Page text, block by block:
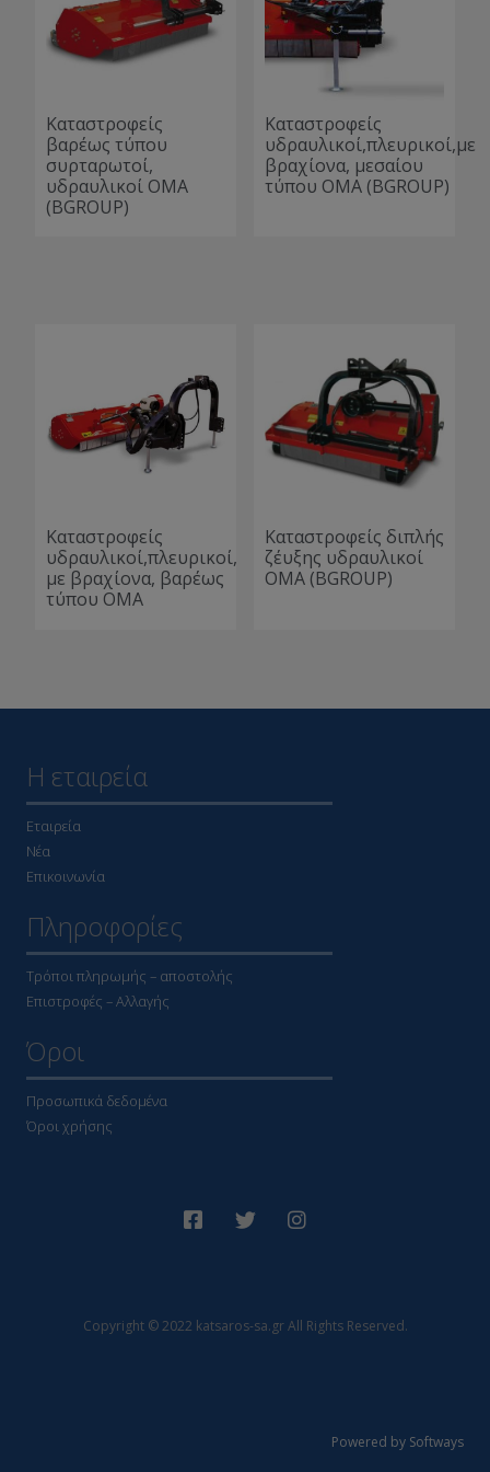
Καταστροφείς
βαρέως τύπου
συρταρωτοί,
υδραυλικοί ΟΜΑ
(BGROUP)
Καταστροφείς
υδραυλικοί,πλευρικοί,με
βραχίονα, μεσαίου
τύπου ΟΜΑ (BGROUP)
Καταστροφείς
υδραυλικοί,πλευρικοί,
με βραχίονα, βαρέως
τύπου ΟΜΑ
Καταστροφείς διπλής
ζέυξης υδραυλικοί
ΟΜΑ (BGROUP)
Η εταιρεία
Εταιρεία
Νέα
Επικοινωνία
Πληροφορίες
Τρόποι πληρωμής – αποστολής
Επιστροφές – Αλλαγής
Όροι
Προσωπικά δεδομένα
Όροι χρήσης
Copyright © 2022 katsaros-sa.gr All Rights Reserved.
Powered by Softways